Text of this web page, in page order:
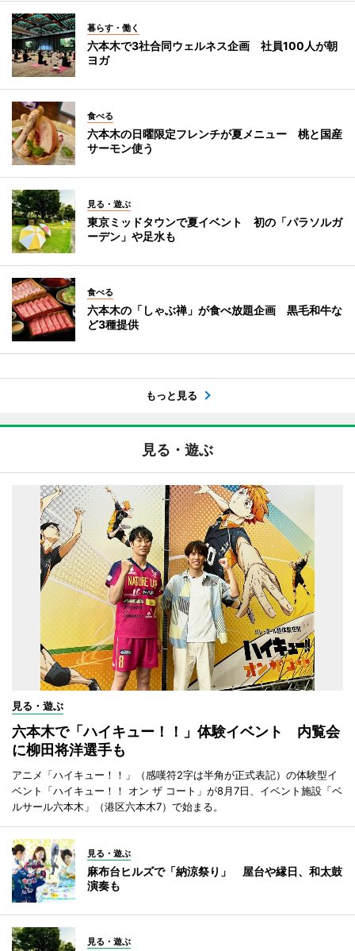
暮らす・働く
六本木で3社合同ウェルネス企画 社員100人が朝
ヨガ
食べる
六本木の日曜限定フレンチが夏メニュー 桃と国産
サーモン使う
見る・遊ぶ
東京ミッドタウンで夏イベント 初の「パラソルガ
ーデン」や足水も
食べる
六本木の「しゃぶ禅」が食べ放題企画 黒毛和牛な
ど3種提供
もっと見る
見る・遊ぶ
見る・遊ぶ
六本木で「ハイキュー！！」体験イベント 内覧会
に柳田将洋選手も
アニメ「ハイキュー！！」（感嘆符2字は半角が正式表記）の体験型イ
ベント「ハイキュー！！ オン ザ コート」が8月7日、イベント施設「ベ
ルサール六本木」（港区六本木7）で始まる。
見る・遊ぶ
麻布台ヒルズで「納涼祭り」 屋台や縁日、和太鼓
演奏も
見る・遊ぶ